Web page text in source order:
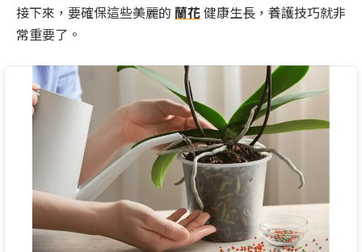
接下來，要確保這些美麗的 蘭花健康生長，養護技巧就非
常重要了。